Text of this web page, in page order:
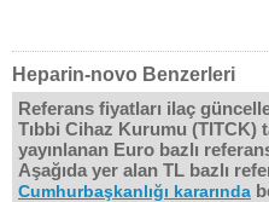
Heparin-novo Benzerleri
Referans fiyatları ilaç
Tıbbi Cihaz Kurumu (TITCK)
yayınlanan Euro bazlı
Aşağıda yer alan TL bazlı
Cumhurbaşkanlığı kararında